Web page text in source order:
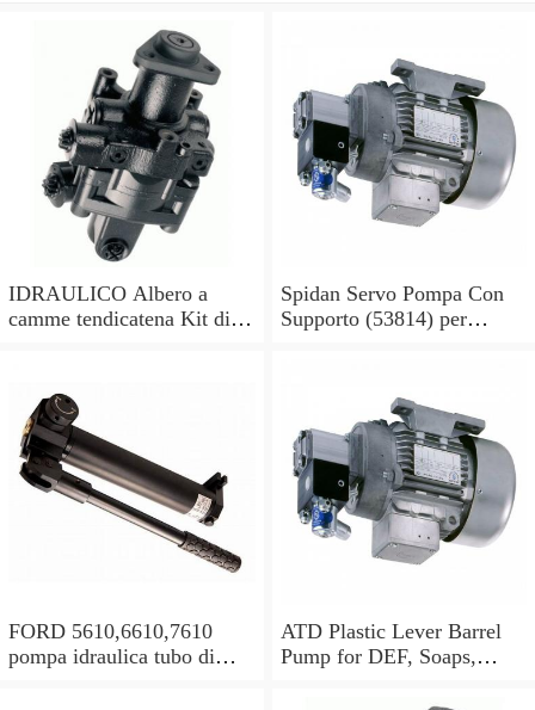
IDRAULICO Albero a
camme tendicatena Kit di
Spidan Servo Pompa Con
Supporto (53814) per
FORD 5610,6610,7610
pompa idraulica tubo di
ATD Plastic Lever Barrel
Pump for DEF, Soaps,